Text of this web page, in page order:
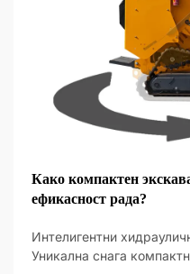
Како компактен
ефикасност рада?
Интелигентни
Уникална снага